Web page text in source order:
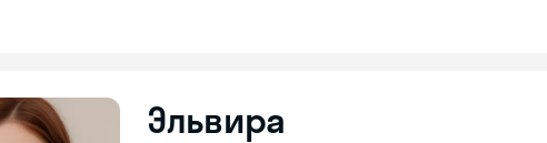
Эльвира